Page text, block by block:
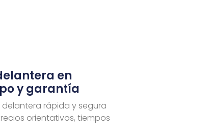
en
y garantía
rápida y segura
orientativos, tiempos